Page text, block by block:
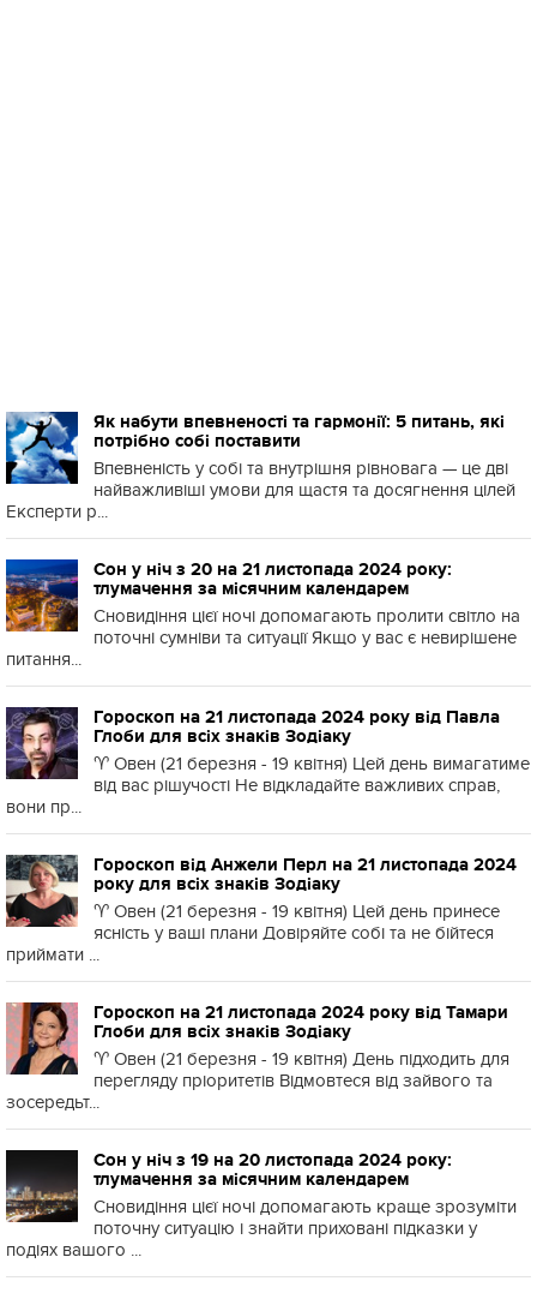
Як набути впевненості та гармонії: 5 питань, які
потрібно собі поставити
Впевненість у собі та внутрішня рівновага — це дві
найважливіші умови для щастя та досягнення цілей
Експерти р...
Сон у ніч з 20 на 21 листопада 2024 року:
тлумачення за місячним календарем
Сновидіння цієї ночі допомагають пролити світло на
поточні сумніви та ситуації Якщо у вас є невирішене
питання...
Гороскоп на 21 листопада 2024 року від Павла
Глоби для всіх знаків Зодіаку
♈️ Овен (21 березня - 19 квітня) Цей день вимагатиме
від вас рішучості Не відкладайте важливих справ,
вони пр...
Гороскоп від Анжели Перл на 21 листопада 2024
року для всіх знаків Зодіаку
♈️ Овен (21 березня - 19 квітня) Цей день принесе
ясність у ваші плани Довіряйте собі та не бійтеся
приймати ...
Гороскоп на 21 листопада 2024 року від Тамари
Глоби для всіх знаків Зодіаку
♈️ Овен (21 березня - 19 квітня) День підходить для
перегляду пріоритетів Відмовтеся від зайвого та
зосередьт...
Сон у ніч з 19 на 20 листопада 2024 року:
тлумачення за місячним календарем
Сновидіння цієї ночі допомагають краще зрозуміти
поточну ситуацію і знайти приховані підказки у
подіях вашого ...